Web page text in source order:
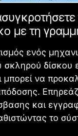
με τη
ενός
δίσκου
μπορεί να
και
το